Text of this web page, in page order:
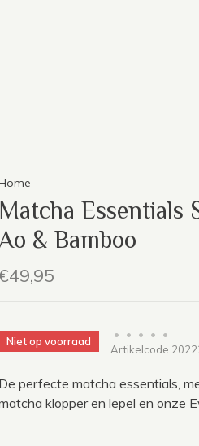
Matcha Essentials
& Bamboo
Niet op voorraad
• • • •
•
Artikelcode
De perfecte matcha essentials,
klopper en lepel en onze